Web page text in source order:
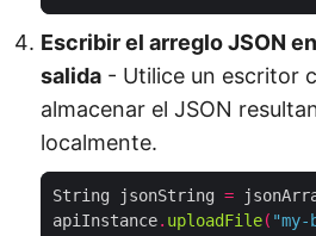
Escribir el arreglo JSON
salida - Utilice un escritor
almacenar el JSON
localmente.
String jsonString =
apiInstance. uploadFile( "my-